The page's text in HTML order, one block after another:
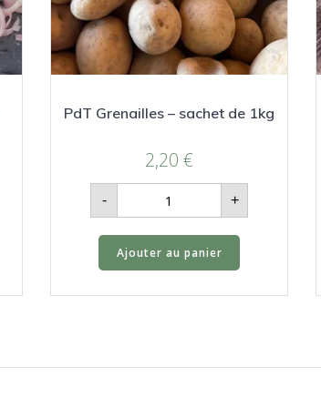
PdT Grenailles – sachet de 1kg
2,20 €
-
quantité
de
PdT
sachet
de
+
Ajouter au panier